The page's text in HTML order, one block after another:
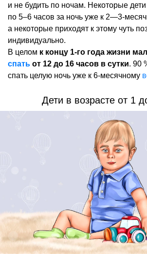
и не будить по ночам. Некоторые
по 5–6 часов за ночь уже к 2—3-
а некоторые приходят к этому чуть
индивидуально.
В целом к концу 1-го года жизни
спать от 12 до 16 часов в сутки. 90
спать целую ночь уже к 6-месячному
Дети в возрасте от 1